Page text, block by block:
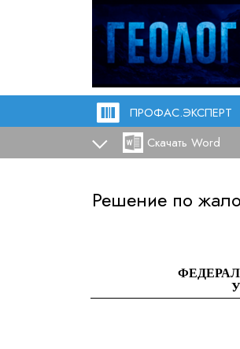
ПРОФАС.ЭКСПЕРТ
Скачать Word
Решение по